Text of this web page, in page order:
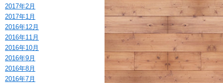
2017年2月
2017年1月
2016年12月
2016年11月
2016年10月
2016年9月
2016年8月
2016年7月